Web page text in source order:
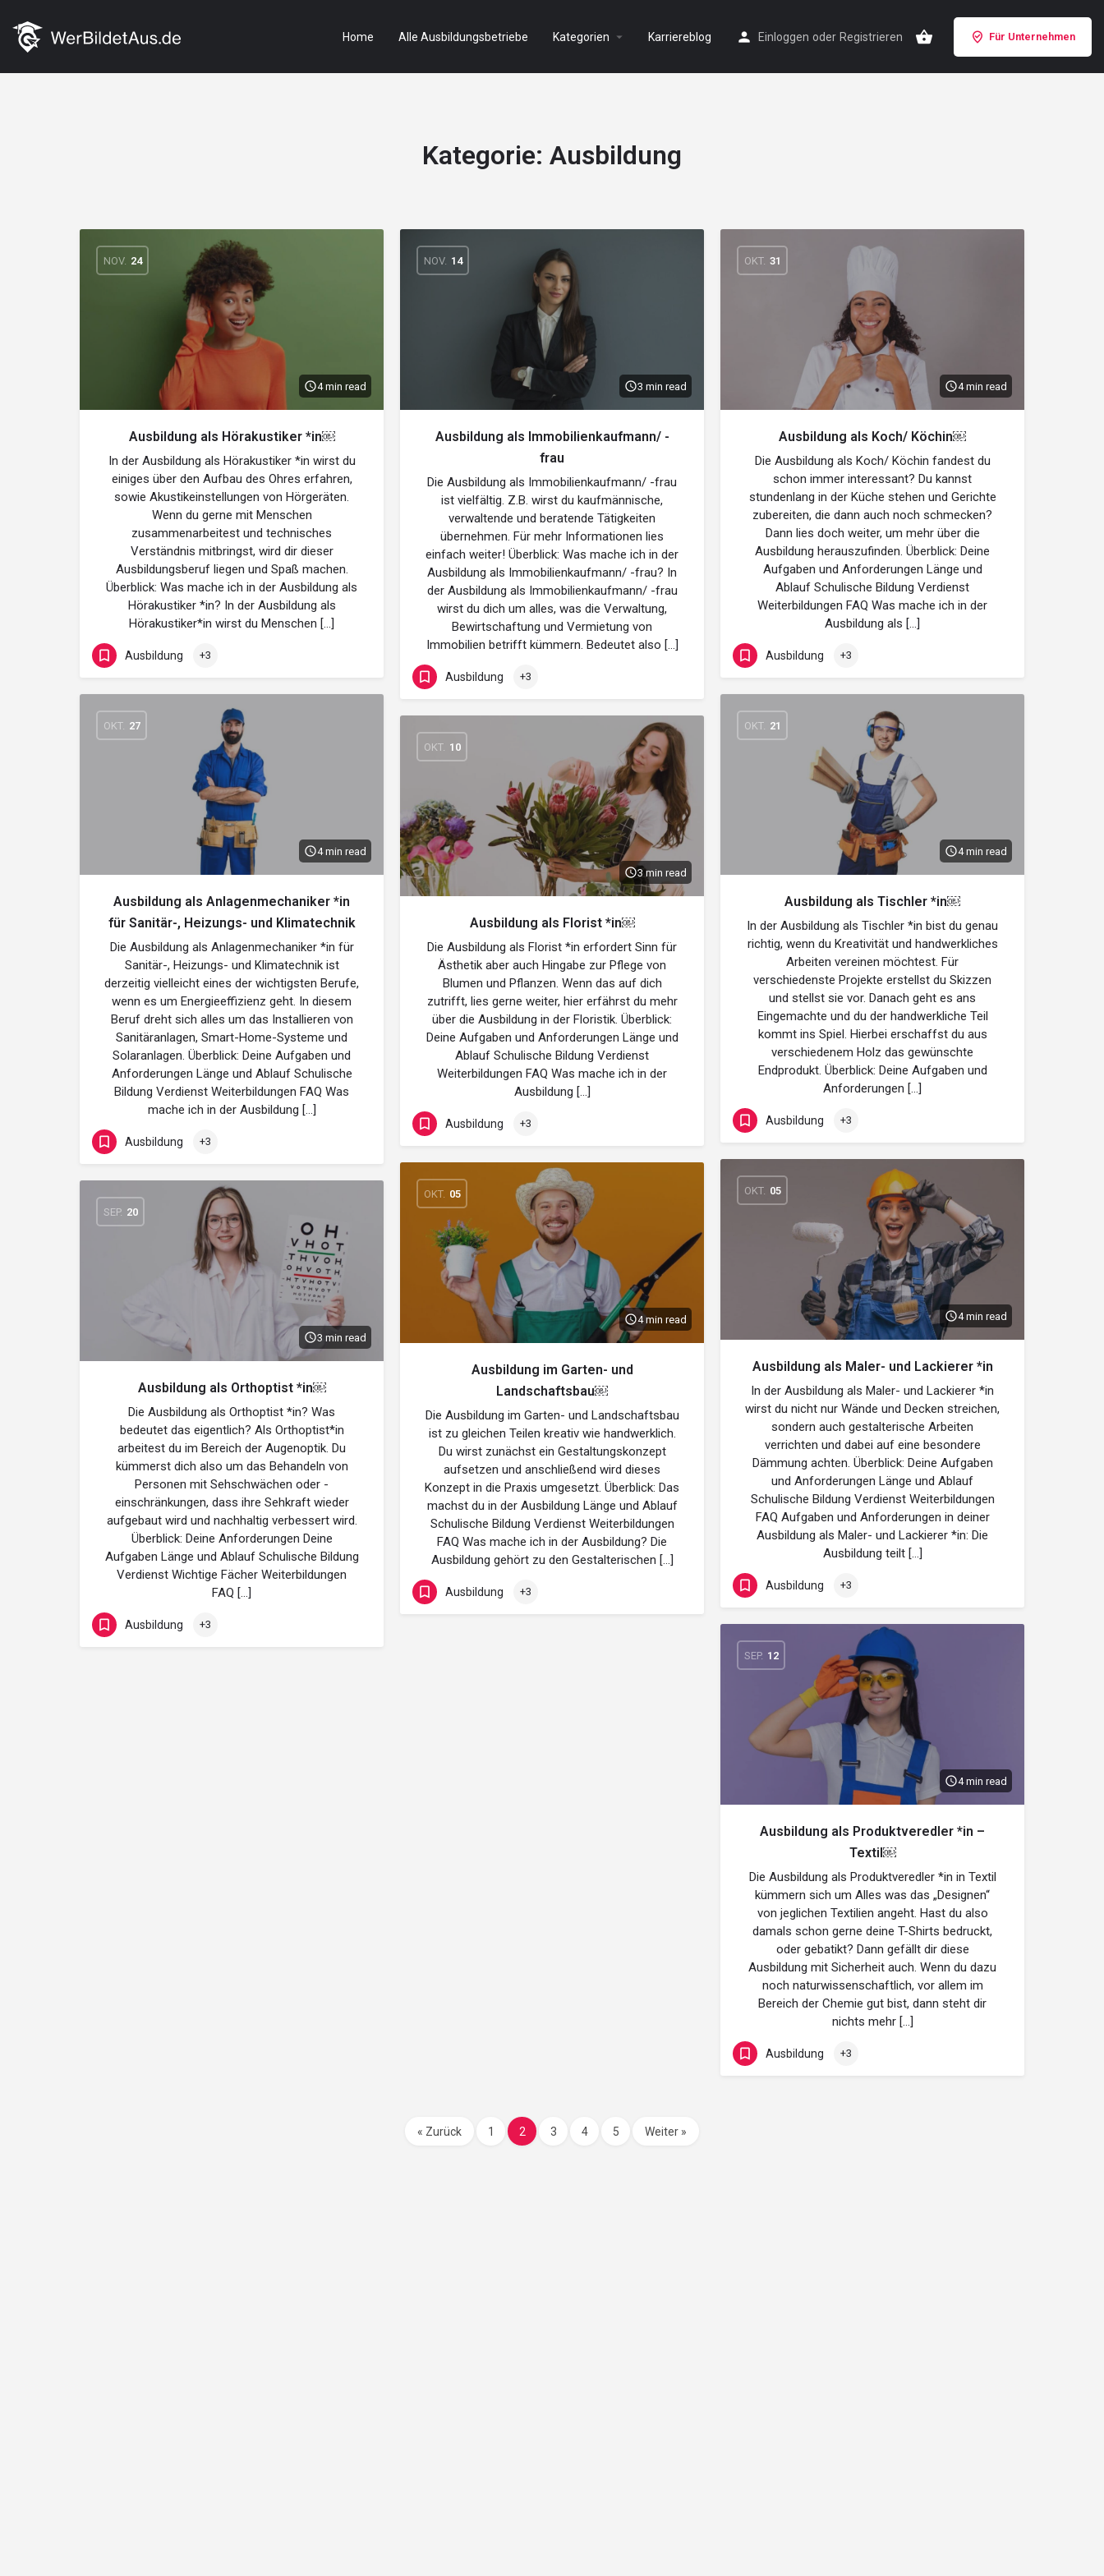
Home Alle Ausbildungsbetriebe Kategorien Karriereblog Einloggen oder Registrieren Für Unternehmen
Kategorie: Ausbildung
NOV. 24
4 min read
Ausbildung als Hörakustiker *in￼
In der Ausbildung als Hörakustiker *in wirst du
einiges über den Aufbau des Ohres erfahren,
sowie Akustikeinstellungen von Hörgeräten.
Wenn du gerne mit Menschen
zusammenarbeitest und technisches
Verständnis mitbringst, wird dir dieser
Ausbildungsberuf liegen und Spaß machen.
Überblick: Was mache ich in der Ausbildung als
Hörakustiker *in? In der Ausbildung als
Hörakustiker*in wirst du Menschen […]
Ausbildung +3
NOV. 14
3 min read
Ausbildung als Immobilienkaufmann/ -
frau
Die Ausbildung als Immobilienkaufmann/ -frau
ist vielfältig. Z.B. wirst du kaufmännische,
verwaltende und beratende Tätigkeiten
übernehmen. Für mehr Informationen lies
einfach weiter! Überblick: Was mache ich in der
Ausbildung als Immobilienkaufmann/ -frau? In
der Ausbildung als Immobilienkaufmann/ -frau
wirst du dich um alles, was die Verwaltung,
Bewirtschaftung und Vermietung von
Immobilien betrifft kümmern. Bedeutet also […]
Ausbildung +3
OKT. 31
4 min read
Ausbildung als Koch/ Köchin￼
Die Ausbildung als Koch/ Köchin fandest du
schon immer interessant? Du kannst
stundenlang in der Küche stehen und Gerichte
zubereiten, die dann auch noch schmecken?
Dann lies doch weiter, um mehr über die
Ausbildung herauszufinden. Überblick: Deine
Aufgaben und Anforderungen Länge und
Ablauf Schulische Bildung Verdienst
Weiterbildungen FAQ Was mache ich in der
Ausbildung als […]
Ausbildung +3
OKT. 27
4 min read
Ausbildung als Anlagenmechaniker *in
für Sanitär-, Heizungs- und Klimatechnik
Die Ausbildung als Anlagenmechaniker *in für
Sanitär-, Heizungs- und Klimatechnik ist
derzeitig vielleicht eines der wichtigsten Berufe,
wenn es um Energieeffizienz geht. In diesem
Beruf dreht sich alles um das Installieren von
Sanitäranlagen, Smart-Home-Systeme und
Solaranlagen. Überblick: Deine Aufgaben und
Anforderungen Länge und Ablauf Schulische
Bildung Verdienst Weiterbildungen FAQ Was
mache ich in der Ausbildung […]
Ausbildung +3
OKT. 21
4 min read
Ausbildung als Tischler *in￼
In der Ausbildung als Tischler *in bist du genau
richtig, wenn du Kreativität und handwerkliches
Arbeiten vereinen möchtest. Für
verschiedenste Projekte erstellst du Skizzen
und stellst sie vor. Danach geht es ans
Eingemachte und du der handwerkliche Teil
kommt ins Spiel. Hierbei erschaffst du aus
verschiedenem Holz das gewünschte
Endprodukt. Überblick: Deine Aufgaben und
Anforderungen […]
Ausbildung +3
OKT. 10
3 min read
Ausbildung als Florist *in￼
Die Ausbildung als Florist *in erfordert Sinn für
Ästhetik aber auch Hingabe zur Pflege von
Blumen und Pflanzen. Wenn das auf dich
zutrifft, lies gerne weiter, hier erfährst du mehr
über die Ausbildung in der Floristik. Überblick:
Deine Aufgaben und Anforderungen Länge und
Ablauf Schulische Bildung Verdienst
Weiterbildungen FAQ Was mache ich in der
Ausbildung […]
Ausbildung +3
OKT. 05
4 min read
Ausbildung als Maler- und Lackierer *in
In der Ausbildung als Maler- und Lackierer *in
wirst du nicht nur Wände und Decken streichen,
sondern auch gestalterische Arbeiten
verrichten und dabei auf eine besondere
Dämmung achten. Überblick: Deine Aufgaben
und Anforderungen Länge und Ablauf
Schulische Bildung Verdienst Weiterbildungen
FAQ Aufgaben und Anforderungen in deiner
Ausbildung als Maler- und Lackierer *in: Die
Ausbildung teilt […]
Ausbildung +3
OKT. 05
4 min read
Ausbildung im Garten- und
Landschaftsbau￼
Die Ausbildung im Garten- und Landschaftsbau
ist zu gleichen Teilen kreativ wie handwerklich.
Du wirst zunächst ein Gestaltungskonzept
aufsetzen und anschließend wird dieses
Konzept in die Praxis umgesetzt. Überblick: Das
machst du in der Ausbildung Länge und Ablauf
Schulische Bildung Verdienst Weiterbildungen
FAQ Was mache ich in der Ausbildung? Die
Ausbildung gehört zu den Gestalterischen […]
Ausbildung +3
SEP. 20
3 min read
Ausbildung als Orthoptist *in￼
Die Ausbildung als Orthoptist *in? Was
bedeutet das eigentlich? Als Orthoptist*in
arbeitest du im Bereich der Augenoptik. Du
kümmerst dich also um das Behandeln von
Personen mit Sehschwächen oder -
einschränkungen, dass ihre Sehkraft wieder
aufgebaut wird und nachhaltig verbessert wird.
Überblick: Deine Anforderungen Deine
Aufgaben Länge und Ablauf Schulische Bildung
Verdienst Wichtige Fächer Weiterbildungen
FAQ […]
Ausbildung +3
SEP. 12
4 min read
Ausbildung als Produktveredler *in –
Textil￼
Die Ausbildung als Produktveredler *in in Textil
kümmern sich um Alles was das „Designen“
von jeglichen Textilien angeht. Hast du also
damals schon gerne deine T-Shirts bedruckt,
oder gebatikt? Dann gefällt dir diese
Ausbildung mit Sicherheit auch. Wenn du dazu
noch naturwissenschaftlich, vor allem im
Bereich der Chemie gut bist, dann steht dir
nichts mehr […]
Ausbildung +3
« Zurück 1 2 3 4 5 Weiter »